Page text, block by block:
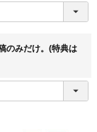
のみだけ。(特典は